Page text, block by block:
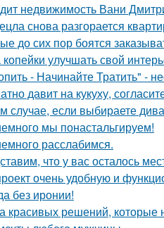
недвижимость Вани
снова разгорается
до сих пор боятся
улучшать свой
- Начинайте Тратить" -
давит на кукуху,
случае, если выбираете
мы понастальгируем!
расслабимся.
что у вас осталось
очень удобную и
без иронии!
красивых решений, которые